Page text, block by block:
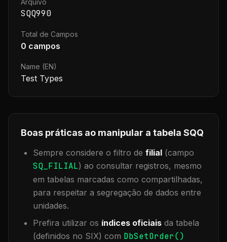
Arquivo
SQQ990
Total de Campos
0 campos
Name (EN)
Test Types
Boas práticas ao manipular a tabela SQQ
Sempre considere o filtro de filial (campo
SQ_FILIAL) ao consultar registros, mesmo
em tabelas marcadas como compartilhadas,
para respeitar a segregação de dados entre
unidades.
Prefira utilizar os índices oficiais da tabela
(definidos no SIX) com DbSetOrder()